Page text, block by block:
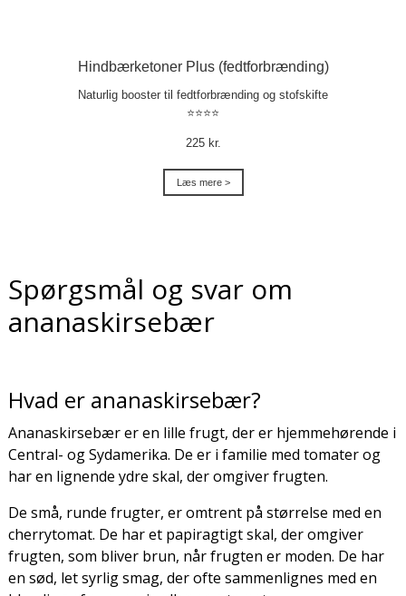
Hindbærketoner Plus (fedtforbrænding)
Naturlig booster til fedtforbrænding og stofskifte
⭐⭐⭐⭐
225 kr.
Læs mere >
Spørgsmål og svar om
ananaskirsebær
Hvad er ananaskirsebær?
Ananaskirsebær er en lille frugt, der er hjemmehørende i
Central- og Sydamerika. De er i familie med tomater og
har en lignende ydre skal, der omgiver frugten.
De små, runde frugter, er omtrent på størrelse med en
cherrytomat. De har et papiragtigt skal, der omgiver
frugten, som bliver brun, når frugten er moden. De har
en sød, let syrlig smag, der ofte sammenlignes med en